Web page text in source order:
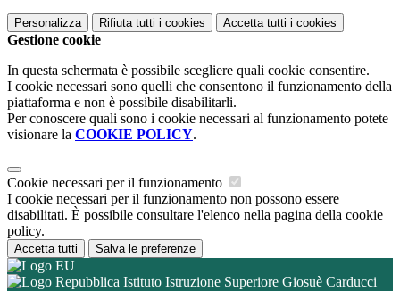
Personalizza Rifiuta tutti i cookies Accetta tutti i cookies
Gestione cookie
In questa schermata è possibile scegliere quali cookie consentire.
I cookie necessari sono quelli che consentono il funzionamento della
piattaforma e non è possibile disabilitarli.
Per conoscere quali sono i cookie necessari al funzionamento potete
visionare la COOKIE POLICY.
Cookie necessari per il funzionamento
I cookie necessari per il funzionamento non possono essere
disabilitati. È possibile consultare l'elenco nella pagina della cookie
policy.
Accetta tutti Salva le preferenze
Istituto Istruzione Superiore Giosuè Carducci